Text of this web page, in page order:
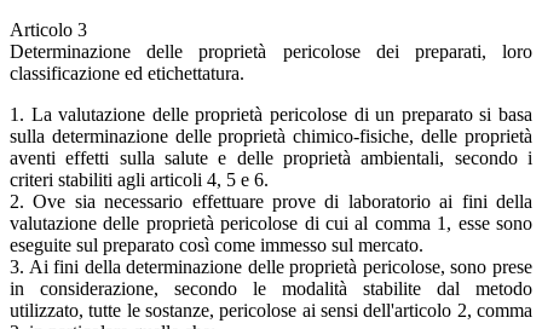
Articolo 3
Determinazione delle proprietà pericolose dei preparati, loro
classificazione ed etichettatura.
1. La valutazione delle proprietà pericolose di un preparato si basa
sulla determinazione delle proprietà chimico-fisiche, delle proprietà
aventi effetti sulla salute e delle proprietà ambientali, secondo i
criteri stabiliti agli articoli 4, 5 e 6.
2. Ove sia necessario effettuare prove di laboratorio ai fini della
valutazione delle proprietà pericolose di cui al comma 1, esse sono
eseguite sul preparato così come immesso sul mercato.
3. Ai fini della determinazione delle proprietà pericolose, sono prese
in considerazione, secondo le modalità stabilite dal metodo
utilizzato, tutte le sostanze, pericolose ai sensi dell'articolo 2, comma